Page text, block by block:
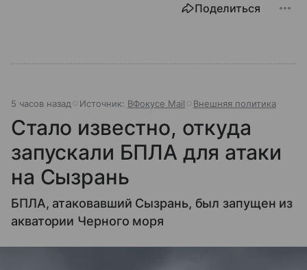
её работа важна для каждого жителя России.
Поделиться
5 часов назад Источник: ВФокусе Mail Внешняя политика
Стало известно, откуда
запускали БПЛА для атаки
на Сызрань
БПЛА, атаковавший Сызрань, был запущен из
акватории Черного моря